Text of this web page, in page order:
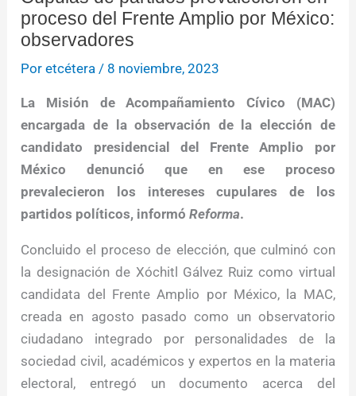
proceso del Frente Amplio por México:
observadores
Poretcétera / 8 noviembre, 2023
La Misión de Acompañamiento Cívico (MAC)
encargada de la observación de la elección de
candidato presidencial del Frente Amplio por
México denunció que en ese proceso
prevalecieron los intereses cupulares de los
partidos políticos, informó Reforma.
Concluido el proceso de elección, que culminó con
la designación de Xóchitl Gálvez Ruiz como virtual
candidata del Frente Amplio por México, la MAC,
creada en agosto pasado como un observatorio
ciudadano integrado por personalidades de la
sociedad civil, académicos y expertos en la materia
electoral, entregó un documento acerca del